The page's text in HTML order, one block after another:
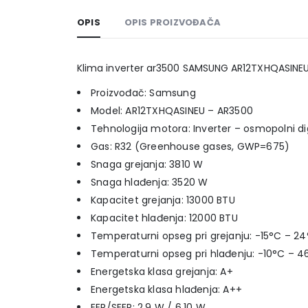
OPIS OPIS PROIZVOĐAČA
Klima inverter ar3500 SAMSUNG AR12TXHQASINEU
Proizvođač: Samsung
Model: AR12TXHQASINEU – AR3500
Tehnologija motora: Inverter – osmopolni
Gas: R32 (Greenhouse gases, GWP=675)
Snaga grejanja: 3810 W
Snaga hlađenja: 3520 W
Kapacitet grejanja: 13000 BTU
Kapacitet hlađenja: 12000 BTU
Temperaturni opseg pri grejanju: -15°C –
Temperaturni opseg pri hlađenju: -10°C –
Energetska klasa grejanja: A+
Energetska klasa hlađenja: A++